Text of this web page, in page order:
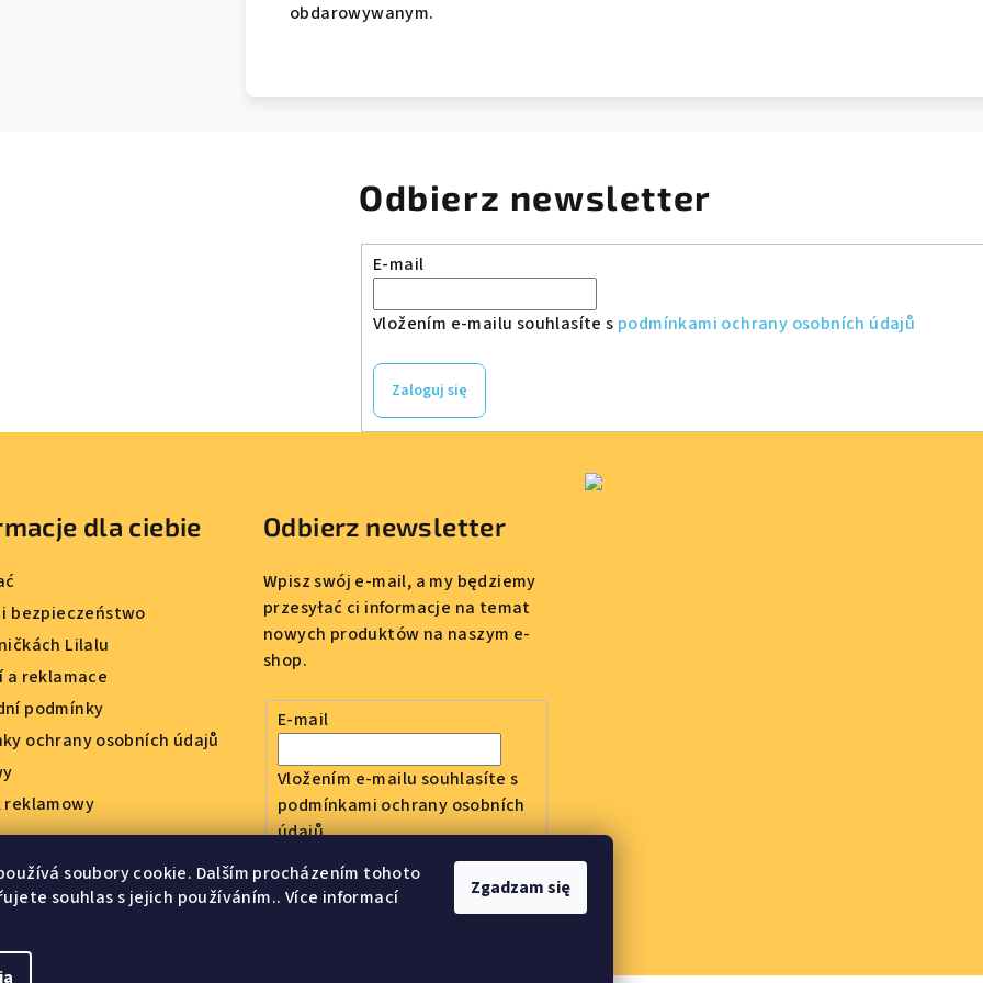
soubory cookie. Dalším procházením tohoto
souhlas s jejich používáním.. Více informací
Zgadzam się
obdarowywanym.
Odbierz newsletter
E-mail
Vložením e-mailu souhlasíte s podmínkami ochrany osobních údajů
Zaloguj się
dla ciebie
bezpieczeństwo
Lilalu
a reklamace
podmínky
ochrany osobních údajů
reklamowy
Odbierz newsletter
Wpisz swój e-mail, a my będziemy
przesyłać ci informacje na temat
nowych produktów na naszym e-
shop.
E-mail
Vložením e-mailu souhlasíte s
podmínkami ochrany osobních
údajů
Zaloguj się